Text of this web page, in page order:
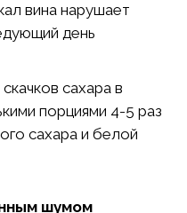
вина нарушает
день
сахара в
порциями 4-5 раз
сахара и белой
шумом